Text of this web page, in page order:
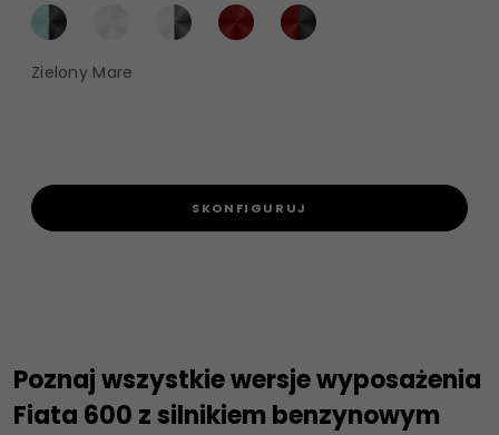
Zielony Mare
SKONFIGURUJ
Poznaj wszystkie wersje wyposażenia
Fiata 600 z silnikiem benzynowym